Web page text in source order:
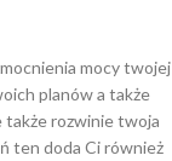
mocy twojej
planów a także
także rozwinie twoja
ten doda Ci również